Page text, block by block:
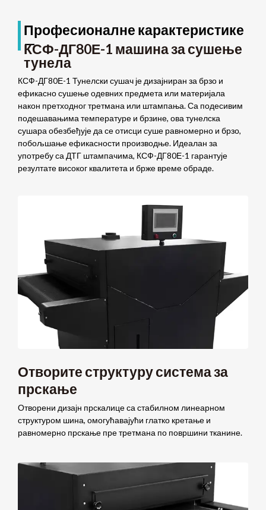
Професионалне карактеристике
—
КСФ-ДГ80Е-1 машина за сушење
тунела
КСФ-ДГ80Е-1 Тунелски сушач је дизајниран за брзо и
ефикасно сушење одевних предмета или материјала
након претходног третмана или штампања. Са подесивим
подешавањима температуре и брзине, ова тунелска
сушара обезбеђује да се отисци суше равномерно и брзо,
побољшање ефикасности производње. Идеалан за
употребу са ДТГ штампачима, КСФ-ДГ80Е-1 гарантује
резултате високог квалитета и брже време обраде.
Отворите структуру система за
прскање
Отворени дизајн прскалице са стабилном линеарном
структуром шина, омогућавајући глатко кретање и
равномерно прскање пре третмана по површини тканине.